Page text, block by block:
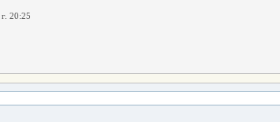
20:25